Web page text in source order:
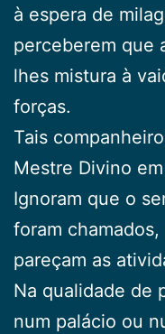
à espera de
perceberem que
lhes mistura à
forças.
Tais
Mestre Divino
Ignoram que o
foram
pareçam as
Na qualidade de
num palácio ou